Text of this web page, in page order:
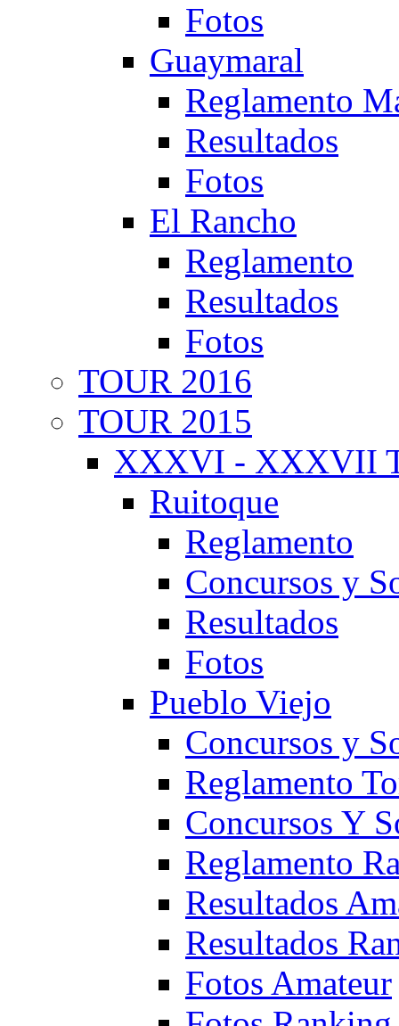
Fotos
Guaymaral
Reglamento
Resultados
Fotos
El Rancho
Reglamento
Resultados
Fotos
TOUR 2016
TOUR 2015
XXXVI - XXXVII
Ruitoque
Reglamento
Concursos y
Resultados
Fotos
Pueblo Viejo
Concursos y
Reglamento
Concursos Y
Reglamento
Resultados
Resultados
Fotos Amateur